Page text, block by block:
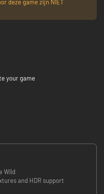
deze game zijn NIET
your game
Wild
and HDR support